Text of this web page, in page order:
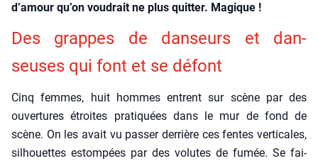
d’amour qu’on voudrait ne plus quitter. Magique !
Des grappes de dan­seurs et dan­
seuses qui font et se défont
Cinq femmes, huit hommes entrent sur scène par des
ouver­tures étroites pra­ti­quées dans le mur de fond de
scène. On les avait vu pas­ser der­rière ces fentes ver­ti­cales,
sil­houettes estom­pées par des volutes de fumée. Se fai­